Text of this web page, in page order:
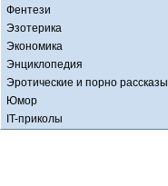
Фентези
Эзотерика
Экономика
Энциклопедия
Эротические и порно рассказы
Юмор
IT-приколы